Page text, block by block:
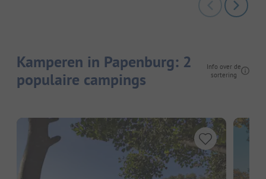
Kamperen in Papenburg: 2
populaire campings
Info over de
sortering